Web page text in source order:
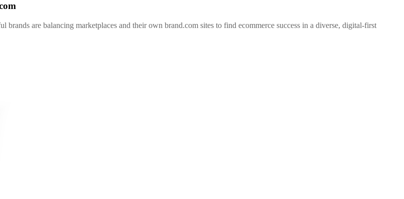
are balancing marketplaces and their own brand.com sites to find ecommerce success in a diverse, digital-first